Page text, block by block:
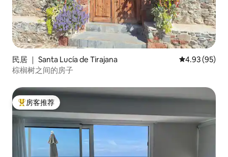
民居 ｜ Santa Lucía de Tirajana 平均评分
4.93 (95)
棕榈树之间的房子
热门「房客推荐」
房客推荐